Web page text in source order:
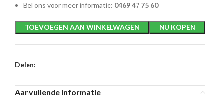
Bel ons voor meer informatie: 0469 47 75 60
TOEVOEGEN AAN WINKELWAGEN NU KOPEN
Delen:
Aanvullende informatie